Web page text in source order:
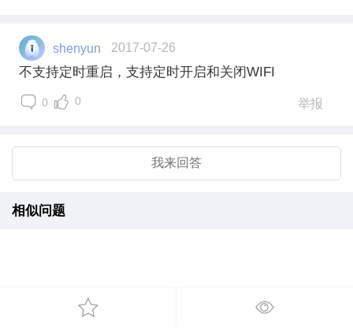
shenyun 2017-07-26
不支持定时重启，支持定时开启和关闭WIFI
0 0 举报
我来回答
相似问题